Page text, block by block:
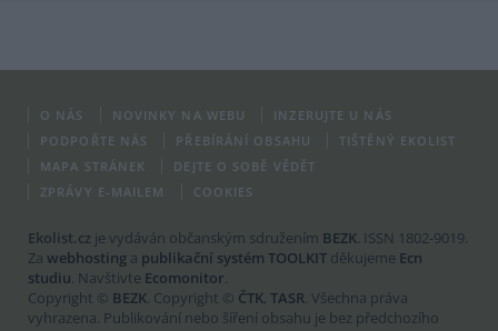
O NÁS NOVINKY NA WEBU
INZERUJTE U NÁS
PODPOŘTE NÁS
PŘEBÍRÁNÍ OBSAHU
TIŠTĚNÝ EKOLIST
MAPA STRÁNEK
DEJTE O SOBĚ VĚDĚT
ZPRÁVY E-MAILEM
COOKIES
Ekolist.cz je vydáván občanským sdružením BEZK. ISSN 1802-9019.
Za webhosting a publikační systém TOOLKIT děkujeme Ecn
studiu. Navštivte Ecomonitor.
Copyright © BEZK. Copyright © ČTK, TASR. Všechna práva
vyhrazena. Publikování nebo šíření obsahu je bez předchozího